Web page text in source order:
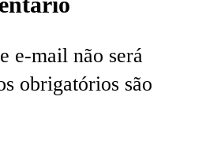
e-mail não será
obrigatórios são